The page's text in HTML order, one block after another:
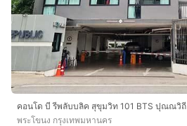
คอนโด บี รีพลับบลิค สุขุมวิท 101 BTS ปุณณวิถี
พระโขนง กรุงเทพมหานคร